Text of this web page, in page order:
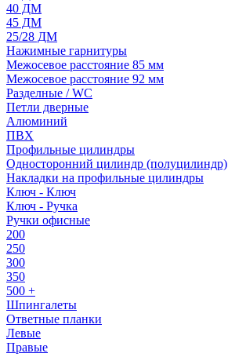
40 ДМ
45 ДМ
25/28 ДМ
Нажимные гарнитуры
Межосевое расстояние 85 мм
Межосевое расстояние 92 мм
Разделные / WC
Петли дверные
Алюминий
ПВХ
Профильные цилиндры
Односторонний цилиндр (полуцилиндр)
Накладки на профильные цилиндры
Ключ - Ключ
Ключ - Ручка
Ручки офисные
200
250
300
350
500 +
Шпингалеты
Ответные планки
Левые
Правые